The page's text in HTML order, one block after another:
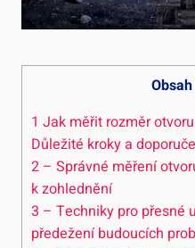
Obsah
1 Jak měřit rozměr
Důležité kroky a
2 – Správné měření
k zohlednění
3 – Techniky pro přesné
předežení budoucích